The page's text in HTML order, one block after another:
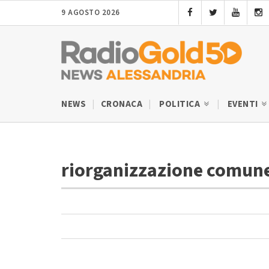
9 AGOSTO 2026
NEWS CRONACA POLITICA EVENTI
riorganizzazione